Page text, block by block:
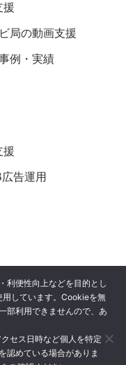
援
局の動画支援
例・実績
援
告運用
ー
利便性向上などを目的とし
しています。Cookieを無
部利用できませんので、あ
セス日時など個人を特定
認めている場合がありま